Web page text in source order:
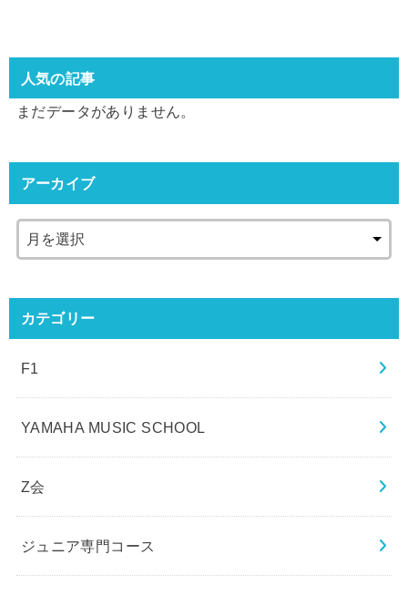
人気の記事
まだデータがありません。
アーカイブ
カテゴリー
F1
YAMAHA MUSIC SCHOOL
Z会
ジュニア専門コース